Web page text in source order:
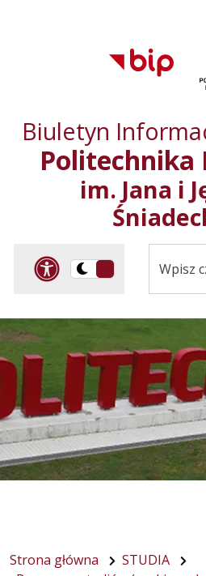
głównego
Biuletyn
Politechnika
im. Jana i
Panel
Przelącz
kontrastowa
Strona główna
STUDIA